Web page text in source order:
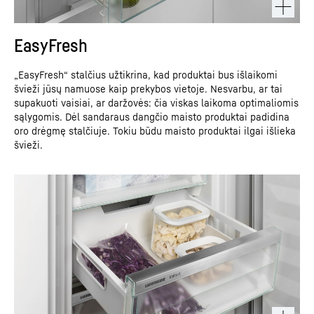
EasyFresh
„EasyFresh“ stalčius užtikrina, kad produktai bus išlaikomi
švieži jūsų namuose kaip prekybos vietoje. Nesvarbu, ar tai
supakuoti vaisiai, ar daržovės: čia viskas laikoma optimaliomis
sąlygomis. Dėl sandaraus dangčio maisto produktai padidina
oro drėgmę stalčiuje. Tokiu būdu maisto produktai ilgai išlieka
švieži.